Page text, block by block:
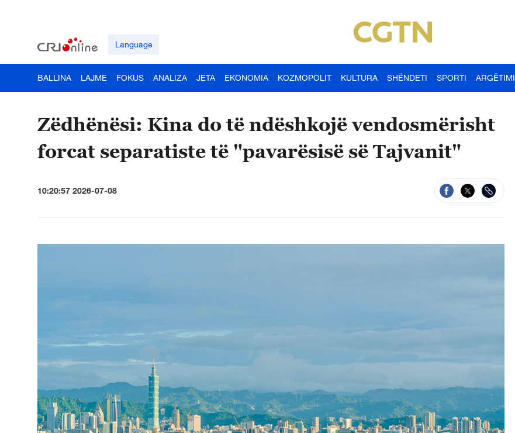
Language
BALLINA LAJME FOKUS ANALIZA JETA EKONOMIA KOZMOPOLIT KULTURA SHËNDETI SPORTI ARGËTIMI
Zëdhënësi: Kina do të ndëshkojë vendosmërisht
forcat separatiste të "pavarësisë së Tajvanit"
10:20:57 2026-07-08